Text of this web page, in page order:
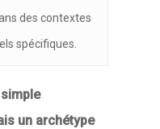
des contextes
spécifiques.
un archétype